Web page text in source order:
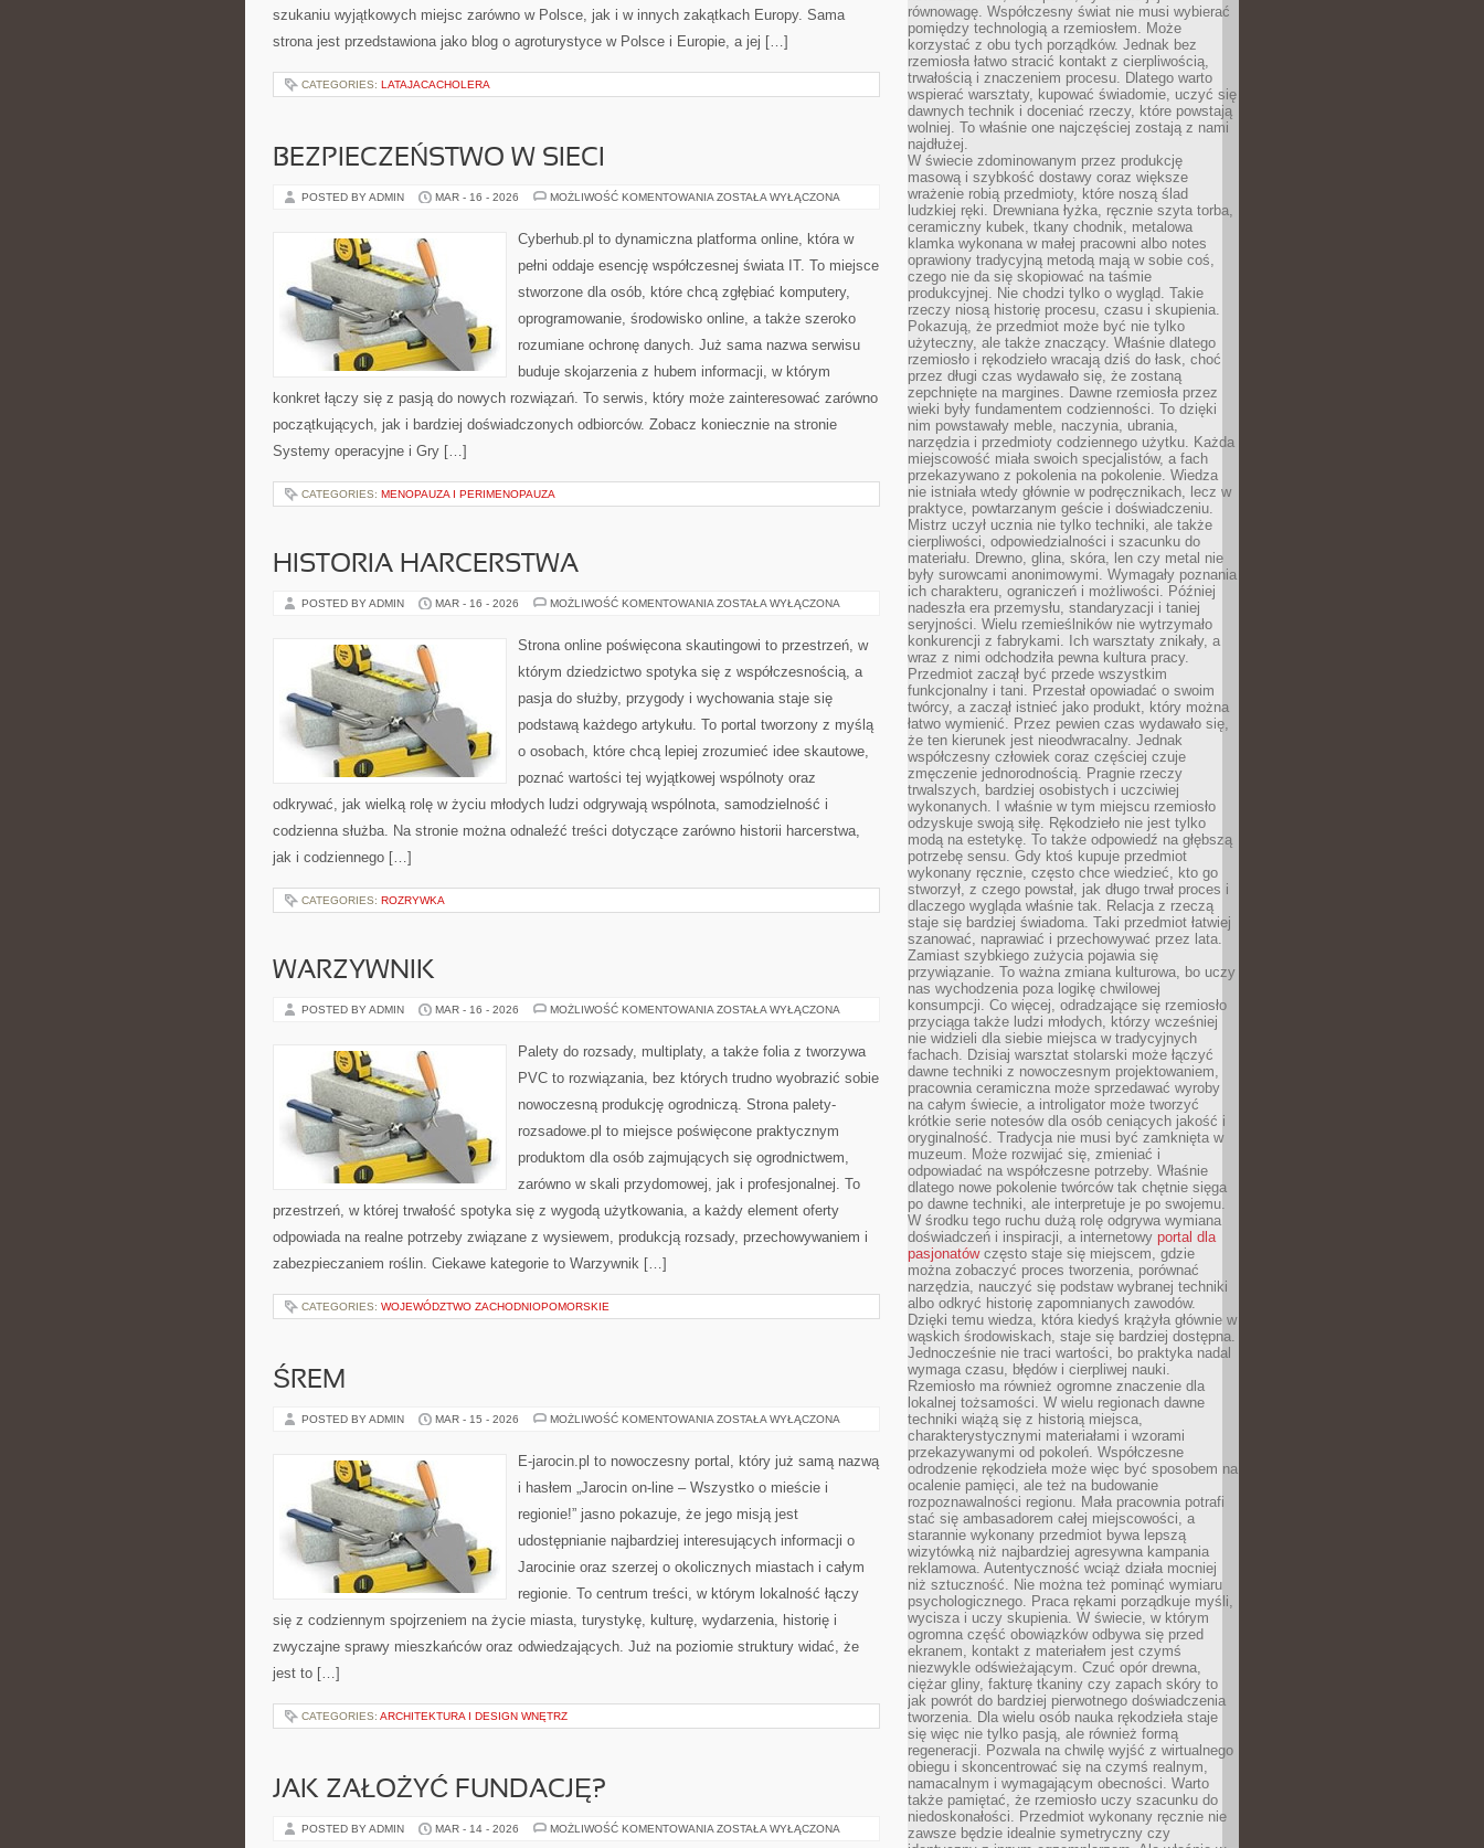
szukaniu wyjątkowych miejsc zarówno w Polsce, jak i w innych zakątkach Europy. Sama
strona jest przedstawiona jako blog o agroturystyce w Polsce i Europie, a jej […]
CATEGORIES: LATAJACACHOLERA
BEZPIECZEŃSTWO W SIECI
POSTED BY ADMIN MAR - 16 - 2026 MOŻLIWOŚĆ KOMENTOWANIA BEZPIECZEŃSTWO
ZOSTAŁA WYŁĄCZONA
Cyberhub.pl to dynamiczna platforma online, która w
pełni oddaje esencję współczesnej świata IT. To miejsce
stworzone dla osób, które chcą zgłębiać komputery,
oprogramowanie, środowisko online, a także szeroko
rozumiane ochronę danych. Już sama nazwa serwisu
buduje skojarzenia z hubem informacji, w którym
konkret łączy się z pasją do nowych rozwiązań. To serwis, który może zainteresować zarówno
początkujących, jak i bardziej doświadczonych odbiorców. Zobacz koniecznie na stronie
Systemy operacyjne i Gry […]
CATEGORIES: MENOPAUZA I PERIMENOPAUZA
HISTORIA HARCERSTWA
POSTED BY ADMIN MAR - 16 - 2026 MOŻLIWOŚĆ KOMENTOWANIA HISTORIA
ZOSTAŁA WYŁĄCZONA
Strona online poświęcona skautingowi to przestrzeń, w
którym dziedzictwo spotyka się z współczesnością, a
pasja do służby, przygody i wychowania staje się
podstawą każdego artykułu. To portal tworzony z myślą
o osobach, które chcą lepiej zrozumieć idee skautowe,
poznać wartości tej wyjątkowej wspólnoty oraz
odkrywać, jak wielką rolę w życiu młodych ludzi odgrywają wspólnota, samodzielność i
codzienna służba. Na stronie można odnaleźć treści dotyczące zarówno historii harcerstwa,
jak i codziennego […]
CATEGORIES: ROZRYWKA
WARZYWNIK
POSTED BY ADMIN MAR - 16 - 2026 MOŻLIWOŚĆ KOMENTOWANIA WARZYWNIK
ZOSTAŁA WYŁĄCZONA
Palety do rozsady, multiplaty, a także folia z tworzywa
PVC to rozwiązania, bez których trudno wyobrazić sobie
nowoczesną produkcję ogrodniczą. Strona palety-
rozsadowe.pl to miejsce poświęcone praktycznym
produktom dla osób zajmujących się ogrodnictwem,
zarówno w skali przydomowej, jak i profesjonalnej. To
przestrzeń, w której trwałość spotyka się z wygodą użytkowania, a każdy element oferty
odpowiada na realne potrzeby związane z wysiewem, produkcją rozsady, przechowywaniem i
zabezpieczaniem roślin. Ciekawe kategorie to Warzywnik […]
CATEGORIES: WOJEWÓDZTWO ZACHODNIOPOMORSKIE
ŚREM
POSTED BY ADMIN MAR - 15 - 2026 MOŻLIWOŚĆ KOMENTOWANIA ŚREM
ZOSTAŁA WYŁĄCZONA
E-jarocin.pl to nowoczesny portal, który już samą nazwą
i hasłem „Jarocin on-line – Wszystko o mieście i
regionie!” jasno pokazuje, że jego misją jest
udostępnianie najbardziej interesujących informacji o
Jarocinie oraz szerzej o okolicznych miastach i całym
regionie. To centrum treści, w którym lokalność łączy
się z codziennym spojrzeniem na życie miasta, turystykę, kulturę, wydarzenia, historię i
zwyczajne sprawy mieszkańców oraz odwiedzających. Już na poziomie struktury widać, że
jest to […]
CATEGORIES: ARCHITEKTURA I DESIGN WNĘTRZ
JAK ZAŁOŻYĆ FUNDACJĘ?
POSTED BY ADMIN MAR - 14 - 2026 MOŻLIWOŚĆ KOMENTOWANIA JAK
ZOSTAŁA WYŁĄCZONA
równowagę. Współczesny świat nie musi wybierać
pomiędzy technologią a rzemiosłem. Może
korzystać z obu tych porządków. Jednak bez
rzemiosła łatwo stracić kontakt z cierpliwością,
trwałością i znaczeniem procesu. Dlatego warto
wspierać warsztaty, kupować świadomie, uczyć się
dawnych technik i doceniać rzeczy, które powstają
wolniej. To właśnie one najczęściej zostają z nami
najdłużej.
W świecie zdominowanym przez produkcję
masową i szybkość dostawy coraz większe
wrażenie robią przedmioty, które noszą ślad
ludzkiej ręki. Drewniana łyżka, ręcznie szyta torba,
ceramiczny kubek, tkany chodnik, metalowa
klamka wykonana w małej pracowni albo notes
oprawiony tradycyjną metodą mają w sobie coś,
czego nie da się skopiować na taśmie
produkcyjnej. Nie chodzi tylko o wygląd. Takie
rzeczy niosą historię procesu, czasu i skupienia.
Pokazują, że przedmiot może być nie tylko
użyteczny, ale także znaczący. Właśnie dlatego
rzemiosło i rękodzieło wracają dziś do łask, choć
przez długi czas wydawało się, że zostaną
zepchnięte na margines. Dawne rzemiosła przez
wieki były fundamentem codzienności. To dzięki
nim powstawały meble, naczynia, ubrania,
narzędzia i przedmioty codziennego użytku. Każda
miejscowość miała swoich specjalistów, a fach
przekazywano z pokolenia na pokolenie. Wiedza
nie istniała wtedy głównie w podręcznikach, lecz w
praktyce, powtarzanym geście i doświadczeniu.
Mistrz uczył ucznia nie tylko techniki, ale także
cierpliwości, odpowiedzialności i szacunku do
materiału. Drewno, glina, skóra, len czy metal nie
były surowcami anonimowymi. Wymagały poznania
ich charakteru, ograniczeń i możliwości. Później
nadeszła era przemysłu, standaryzacji i taniej
seryjności. Wielu rzemieślników nie wytrzymało
konkurencji z fabrykami. Ich warsztaty znikały, a
wraz z nimi odchodziła pewna kultura pracy.
Przedmiot zaczął być przede wszystkim
funkcjonalny i tani. Przestał opowiadać o swoim
twórcy, a zaczął istnieć jako produkt, który można
łatwo wymienić. Przez pewien czas wydawało się,
że ten kierunek jest nieodwracalny. Jednak
współczesny człowiek coraz częściej czuje
zmęczenie jednorodnością. Pragnie rzeczy
trwalszych, bardziej osobistych i uczciwiej
wykonanych. I właśnie w tym miejscu rzemiosło
odzyskuje swoją siłę. Rękodzieło nie jest tylko
modą na estetykę. To także odpowiedź na głębszą
potrzebę sensu. Gdy ktoś kupuje przedmiot
wykonany ręcznie, często chce wiedzieć, kto go
stworzył, z czego powstał, jak długo trwał proces i
dlaczego wygląda właśnie tak. Relacja z rzeczą
staje się bardziej świadoma. Taki przedmiot łatwiej
szanować, naprawiać i przechowywać przez lata.
Zamiast szybkiego zużycia pojawia się
przywiązanie. To ważna zmiana kulturowa, bo uczy
nas wychodzenia poza logikę chwilowej
konsumpcji. Co więcej, odradzające się rzemiosło
przyciąga także ludzi młodych, którzy wcześniej
nie widzieli dla siebie miejsca w tradycyjnych
fachach. Dzisiaj warsztat stolarski może łączyć
dawne techniki z nowoczesnym projektowaniem,
pracownia ceramiczna może sprzedawać wyroby
na całym świecie, a introligator może tworzyć
krótkie serie notesów dla osób ceniących jakość i
oryginalność. Tradycja nie musi być zamknięta w
muzeum. Może rozwijać się, zmieniać i
odpowiadać na współczesne potrzeby. Właśnie
dlatego nowe pokolenie twórców tak chętnie sięga
po dawne techniki, ale interpretuje je po swojemu.
W środku tego ruchu dużą rolę odgrywa wymiana
doświadczeń i inspiracji, a internetowy portal dla
pasjonatówczęsto staje się miejscem, gdzie
można zobaczyć proces tworzenia, porównać
narzędzia, nauczyć się podstaw wybranej techniki
albo odkryć historię zapomnianych zawodów.
Dzięki temu wiedza, która kiedyś krążyła głównie w
wąskich środowiskach, staje się bardziej dostępna.
Jednocześnie nie traci wartości, bo praktyka nadal
wymaga czasu, błędów i cierpliwej nauki.
Rzemiosło ma również ogromne znaczenie dla
lokalnej tożsamości. W wielu regionach dawne
techniki wiążą się z historią miejsca,
charakterystycznymi materiałami i wzorami
przekazywanymi od pokoleń. Współczesne
odrodzenie rękodzieła może więc być sposobem na
ocalenie pamięci, ale też na budowanie
rozpoznawalności regionu. Mała pracownia potrafi
stać się ambasadorem całej miejscowości, a
starannie wykonany przedmiot bywa lepszą
wizytówką niż najbardziej agresywna kampania
reklamowa. Autentyczność wciąż działa mocniej
niż sztuczność. Nie można też pominąć wymiaru
psychologicznego. Praca rękami porządkuje myśli,
wycisza i uczy skupienia. W świecie, w którym
ogromna część obowiązków odbywa się przed
ekranem, kontakt z materiałem jest czymś
niezwykle odświeżającym. Czuć opór drewna,
ciężar gliny, fakturę tkaniny czy zapach skóry to
jak powrót do bardziej pierwotnego doświadczenia
tworzenia. Dla wielu osób nauka rękodzieła staje
się więc nie tylko pasją, ale również formą
regeneracji. Pozwala na chwilę wyjść z wirtualnego
obiegu i skoncentrować się na czymś realnym,
namacalnym i wymagającym obecności. Warto
także pamiętać, że rzemiosło uczy szacunku do
niedoskonałości. Przedmiot wykonany ręcznie nie
zawsze będzie idealnie symetryczny czy